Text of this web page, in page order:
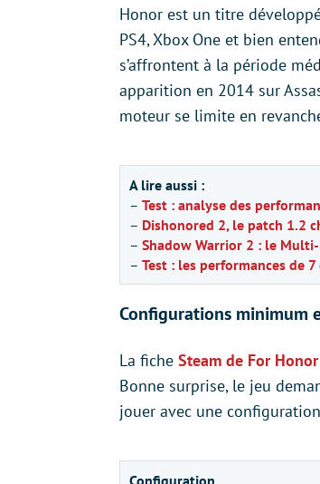
Honor est un titre
PS4, Xbox One et bien
s’affrontent à la période
apparition en 2014 sur
moteur se limite en
A lire aussi :
– Test : analyse des
– Dishonored 2, le patch 1.2
– Shadow Warrior 2 : le
– Test : les performances de
Configurations minimum
La fiche Steam de For Honor
Bonne surprise, le jeu
jouer avec une
Configuration